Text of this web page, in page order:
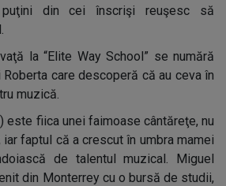
din cei înscrişi reuşesc să
la “Elite Way School” se numără
care descoperă că au ceva în
muzică.
este fiica unei faimoase cântăreţe, nu
faptul că a crescut în umbra mamei
de talentul muzical. Miguel
din Monterrey cu o bursă de studii,